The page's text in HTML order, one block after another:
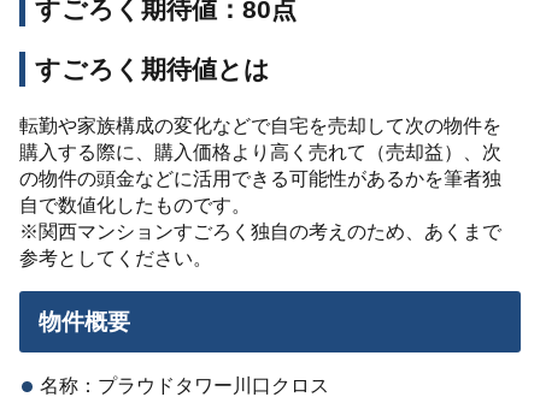
すごろく期待値：80点
すごろく期待値とは
転勤や家族構成の変化などで自宅を売却して次の物件を
購入する際に、購入価格より高く売れて（売却益）、次
の物件の頭金などに活用できる可能性があるかを筆者独
自で数値化したものです。
※関西マンションすごろく独自の考えのため、あくまで
参考としてください。
物件概要
名称：プラウドタワー川口クロス